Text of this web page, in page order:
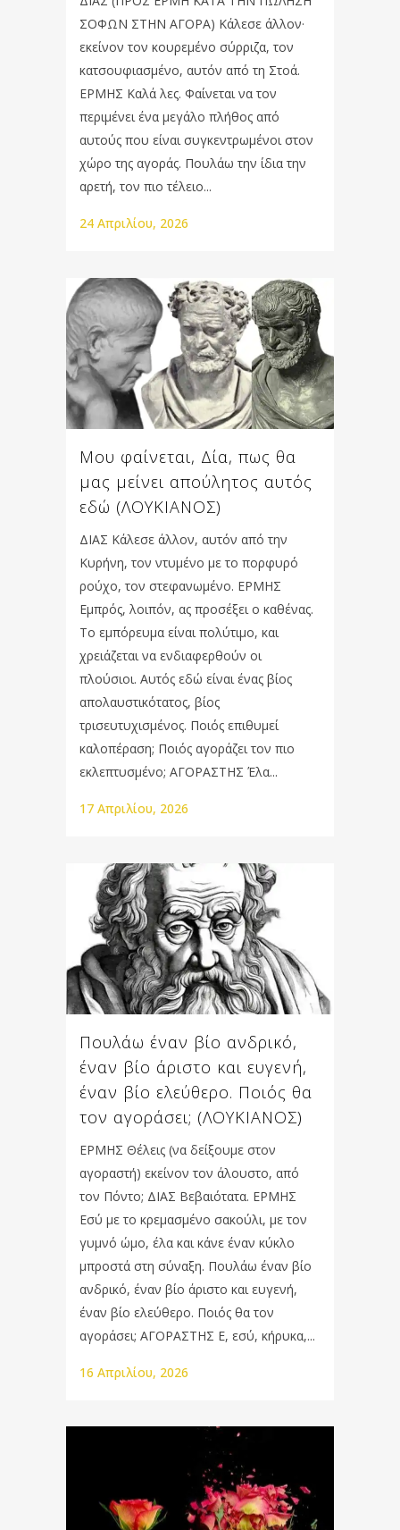
ΣΟΦΩΝ ΣΤΗΝ ΑΓΟΡΑ) Κάλεσε άλλον·
εκείνον τον κουρεμένο σύρριζα, τον
κατσουφιασμένο, αυτόν από τη Στοά.
ΕΡΜΗΣ Καλά λες. Φαίνεται να τον
περιμένει ένα μεγάλο πλήθος από
αυτούς που είναι συγκεντρωμένοι στον
χώρο της αγοράς. Πουλάω την ίδια την
αρετή, τον πιο τέλειο...
24 Απριλίου, 2026
Μου φαίνεται, Δία, πως θα
μας μείνει απούλητος αυτός
εδώ (ΛΟΥΚΙΑΝΟΣ)
ΔΙΑΣ Κάλεσε άλλον, αυτόν από την
Κυρήνη, τον ντυμένο με το πορφυρό
ρούχο, τον στεφανωμένο. ΕΡΜΗΣ
Εμπρός, λοιπόν, ας προσέξει ο καθένας.
Το εμπόρευμα είναι πολύτιμο, και
χρειάζεται να ενδιαφερθούν οι
πλούσιοι. Αυτός εδώ είναι ένας βίος
απολαυστικότατος, βίος
τρισευτυχισμένος. Ποιός επιθυμεί
καλοπέραση; Ποιός αγοράζει τον πιο
εκλεπτυσμένο; ΑΓΟΡΑΣΤΗΣ Έλα...
17 Απριλίου, 2026
Πουλάω έναν βίο ανδρικό,
έναν βίο άριστο και ευγενή,
έναν βίο ελεύθερο. Ποιός θα
τον αγοράσει; (ΛΟΥΚΙΑΝΟΣ)
ΕΡΜΗΣ Θέλεις (να δείξουμε στον
αγοραστή) εκείνον τον άλουστο, από
τον Πόντο; ΔΙΑΣ Βεβαιότατα. ΕΡΜΗΣ
Εσύ με το κρεμασμένο σακούλι, με τον
γυμνό ώμο, έλα και κάνε έναν κύκλο
μπροστά στη σύναξη. Πουλάω έναν βίο
ανδρικό, έναν βίο άριστο και ευγενή,
έναν βίο ελεύθερο. Ποιός θα τον
αγοράσει; ΑΓΟΡΑΣΤΗΣ Ε, εσύ, κήρυκα,...
16 Απριλίου, 2026